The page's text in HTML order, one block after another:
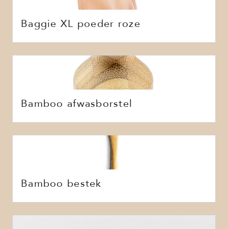
Baggie XL poeder roze
Bamboo afwasborstel
Bamboo bestek